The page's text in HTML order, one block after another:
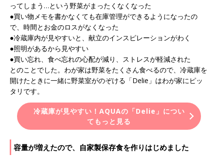
ってしまう…という野菜がまったくなくなった
●買い物メモを書かなくても在庫管理ができるようになったの
で、時間とお金のロスがなくなった
●冷蔵庫内が見やすいと、献立のインスピレーションがわく
●照明があるから見やすい
●買い忘れ、食べ忘れの心配が減り、ストレスが軽減された
とのことでした。わが家は野菜をたくさん食べるので、冷蔵庫を
開けたときに一緒に野菜室がのぞける「Delie」はわが家にピッ
タリです。
冷蔵庫が見やすい！AQUAの「Delie」につい
てもっと見る
容量が増えたので、自家製保存食を作りはじめました